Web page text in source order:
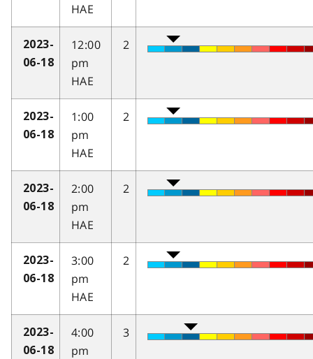
HAE
2023-
06-18
12:00
pm
HAE
2
2023-
06-18
1:00
pm
HAE
2
2023-
06-18
2:00
pm
HAE
2
2023-
06-18
3:00
pm
HAE
2
2023-
06-18
4:00
pm
3